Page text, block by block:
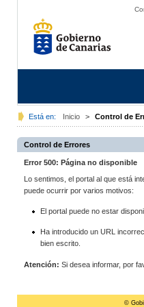
Está en: Inicio > Control de
Control de Errores
Error 500: Página no disponible
Lo sentimos, el portal al que está
puede ocurrir por varios motivos:
El portal puede no estar
Ha introducido un URL
bien escrito.
Atención: Si desea informar, por
©